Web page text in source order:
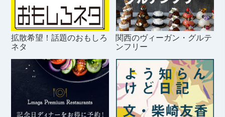
拡散希望！話題のおもしろ
ネタ
関西のヴィーガン・グルテ
ンフリー